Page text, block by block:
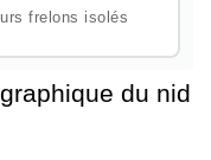
frelons isolés
du nid